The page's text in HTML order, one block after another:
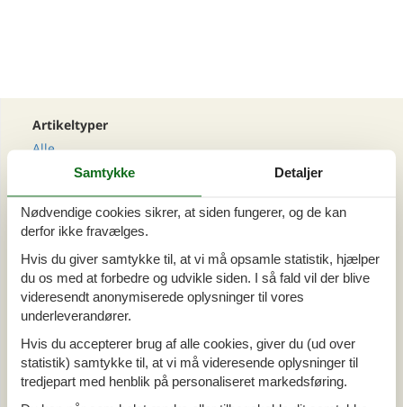
Artikeltyper
Alle
Din Cofman ferie
Område
Danmark
Sjælland
Nordsjælland
Gilleleje
Tema
Alle
Samtykke Detaljer
Nødvendige cookies sikrer, at siden fungerer, og de kan
derfor ikke fravælges.
Hvis du giver samtykke til, at vi må opsamle statistik, hjælper
du os med at forbedre og udvikle siden. I så fald vil der blive
videresendt anonymiserede oplysninger til vores
underleverandører.
Hvis du accepterer brug af alle cookies, giver du (ud over
statistik) samtykke til, at vi må videresende oplysninger til
tredjepart med henblik på personaliseret markedsføring.